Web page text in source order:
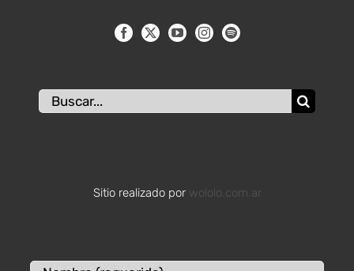
Buscar:
Sitio realizado por wololo.com.ar